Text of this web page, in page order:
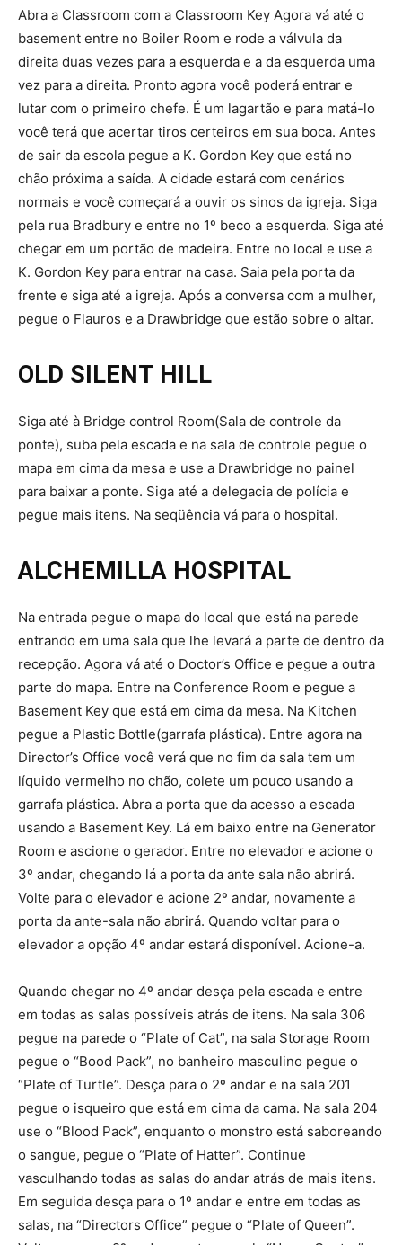
Abra a Classroom com a Classroom Key Agora vá até o
basement entre no Boiler Room e rode a válvula da
direita duas vezes para a esquerda e a da esquerda uma
vez para a direita. Pronto agora você poderá entrar e
lutar com o primeiro chefe. É um lagartão e para matá-lo
você terá que acertar tiros certeiros em sua boca. Antes
de sair da escola pegue a K. Gordon Key que está no
chão próxima a saída. A cidade estará com cenários
normais e você começará a ouvir os sinos da igreja. Siga
pela rua Bradbury e entre no 1º beco a esquerda. Siga até
chegar em um portão de madeira. Entre no local e use a
K. Gordon Key para entrar na casa. Saia pela porta da
frente e siga até a igreja. Após a conversa com a mulher,
pegue o Flauros e a Drawbridge que estão sobre o altar.
OLD SILENT HILL
Siga até à Bridge control Room(Sala de controle da
ponte), suba pela escada e na sala de controle pegue o
mapa em cima da mesa e use a Drawbridge no painel
para baixar a ponte. Siga até a delegacia de polícia e
pegue mais itens. Na seqüência vá para o hospital.
ALCHEMILLA HOSPITAL
Na entrada pegue o mapa do local que está na parede
entrando em uma sala que lhe levará a parte de dentro da
recepção. Agora vá até o Doctor’s Office e pegue a outra
parte do mapa. Entre na Conference Room e pegue a
Basement Key que está em cima da mesa. Na Kitchen
pegue a Plastic Bottle(garrafa plástica). Entre agora na
Director’s Office você verá que no fim da sala tem um
líquido vermelho no chão, colete um pouco usando a
garrafa plástica. Abra a porta que da acesso a escada
usando a Basement Key. Lá em baixo entre na Generator
Room e ascione o gerador. Entre no elevador e acione o
3º andar, chegando lá a porta da ante sala não abrirá.
Volte para o elevador e acione 2º andar, novamente a
porta da ante-sala não abrirá. Quando voltar para o
elevador a opção 4º andar estará disponível. Acione-a.
Quando chegar no 4º andar desça pela escada e entre
em todas as salas possíveis atrás de itens. Na sala 306
pegue na parede o “Plate of Cat”, na sala Storage Room
pegue o “Bood Pack”, no banheiro masculino pegue o
“Plate of Turtle”. Desça para o 2º andar e na sala 201
pegue o isqueiro que está em cima da cama. Na sala 204
use o “Blood Pack”, enquanto o monstro está saboreando
o sangue, pegue o “Plate of Hatter”. Continue
vasculhando todas as salas do andar atrás de mais itens.
Em seguida desça para o 1º andar e entre em todas as
salas, na “Directors Office” pegue o “Plate of Queen”.